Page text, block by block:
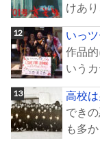
けあ
いっ
作品
いう
高校
でき
も多